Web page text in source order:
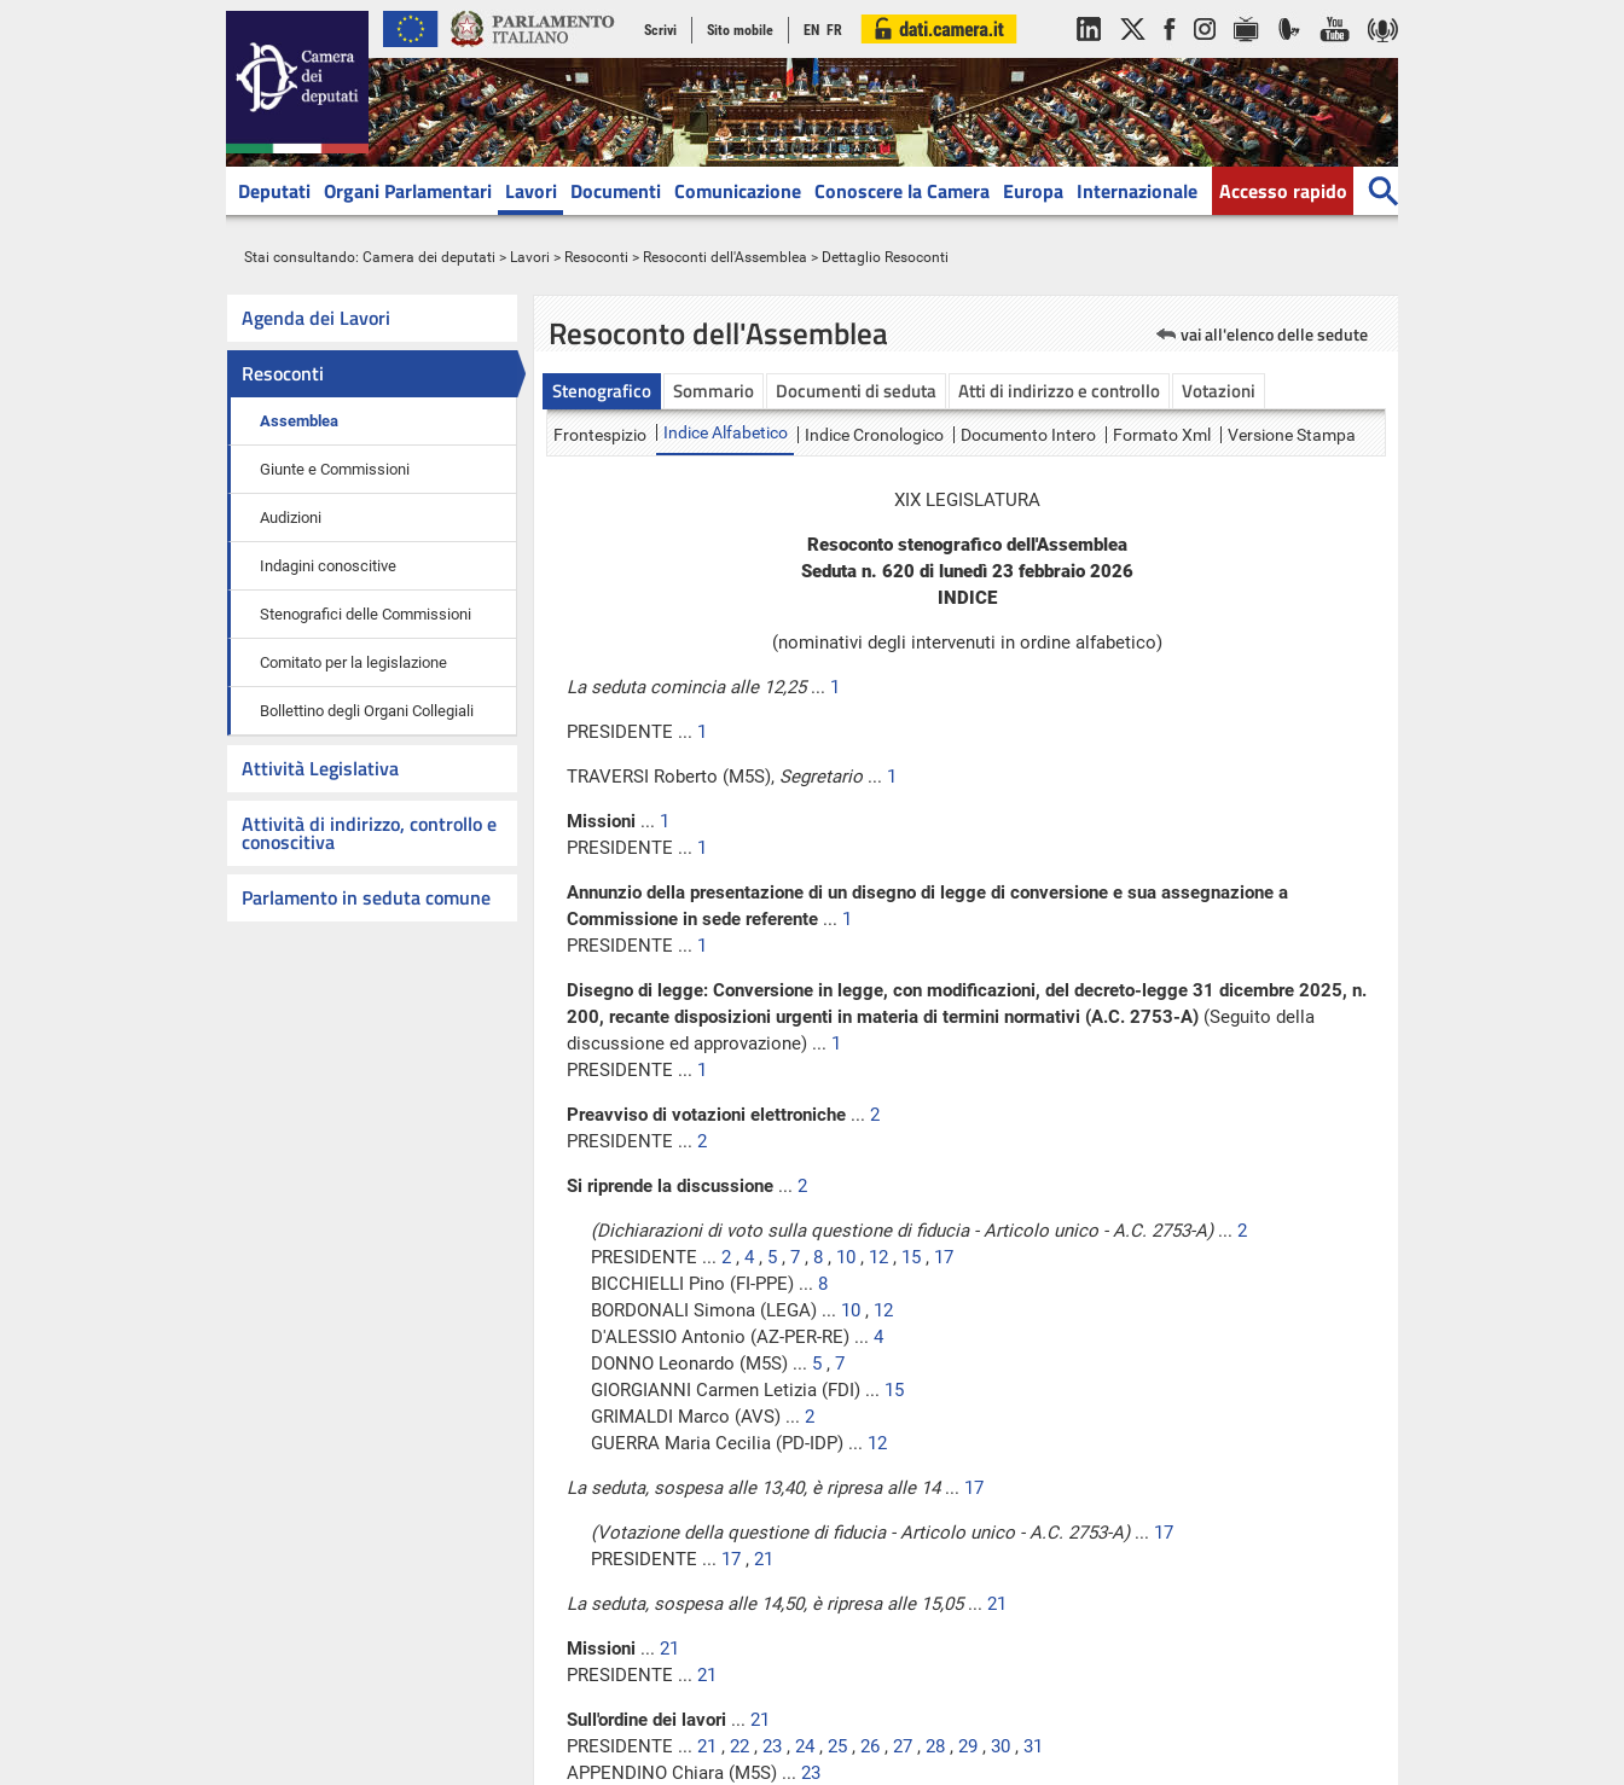
Scrivi Sito mobile EN FR
Deputati Organi Parlamentari Lavori Documenti Comunicazione Conoscere la Camera Europa Internazionale Accesso rapido
Stai consultando: Camera dei deputati > Lavori > Resoconti > Resoconti dell'Assemblea > Dettaglio Resoconti
Agenda dei Lavori
Resoconti
Assemblea
Giunte e Commissioni
Audizioni
Indagini conoscitive
Stenografici delle Commissioni
Comitato per la legislazione
Bollettino degli Organi Collegiali
Attività Legislativa
Attività di indirizzo, controllo e
conoscitiva
Parlamento in seduta comune
Resoconto dell'Assemblea vai all'elenco delle sedute
Stenografico Sommario Documenti di seduta Atti di indirizzo e controllo Votazioni
Frontespizio Indice Alfabetico Indice Cronologico Documento Intero Formato Xml Versione Stampa
XIX LEGISLATURA
Resoconto stenografico dell'Assemblea
Seduta n. 620 di lunedì 23 febbraio 2026
INDICE
(nominativi degli intervenuti in ordine alfabetico)
La seduta comincia alle 12,25... 1
PRESIDENTE ... 1
TRAVERSI Roberto (M5S), Segretario ... 1
Missioni ... 1
PRESIDENTE ... 1
Annunzio della presentazione di un disegno di legge di conversione e sua assegnazione a
Commissione in sede referente ... 1
PRESIDENTE ... 1
Disegno di legge: Conversione in legge, con modificazioni, del decreto-legge 31 dicembre 2025, n.
200, recante disposizioni urgenti in materia di termini normativi (A.C. 2753-A) (Seguito della
discussione ed approvazione) ... 1
PRESIDENTE ... 1
Preavviso di votazioni elettroniche ... 2
PRESIDENTE ... 2
Si riprende la discussione ... 2
(Dichiarazioni di voto sulla questione di fiducia - Articolo unico - A.C. 2753-A)... 2
PRESIDENTE ... 2 , 4 , 5 , 7 , 8 , 10 , 12 , 15 , 17
BICCHIELLI Pino (FI-PPE) ... 8
BORDONALI Simona (LEGA) ... 10 , 12
D'ALESSIO Antonio (AZ-PER-RE) ... 4
DONNO Leonardo (M5S) ... 5 , 7
GIORGIANNI Carmen Letizia (FDI) ... 15
GRIMALDI Marco (AVS) ... 2
GUERRA Maria Cecilia (PD-IDP) ... 12
La seduta, sospesa alle 13,40, è ripresa alle 14... 17
(Votazione della questione di fiducia - Articolo unico - A.C. 2753-A)... 17
PRESIDENTE ... 17 , 21
La seduta, sospesa alle 14,50, è ripresa alle 15,05... 21
Missioni ... 21
PRESIDENTE ... 21
Sull'ordine dei lavori ... 21
PRESIDENTE ... 21 , 22 , 23 , 24 , 25 , 26 , 27 , 28 , 29 , 30 , 31
APPENDINO Chiara (M5S) ... 23